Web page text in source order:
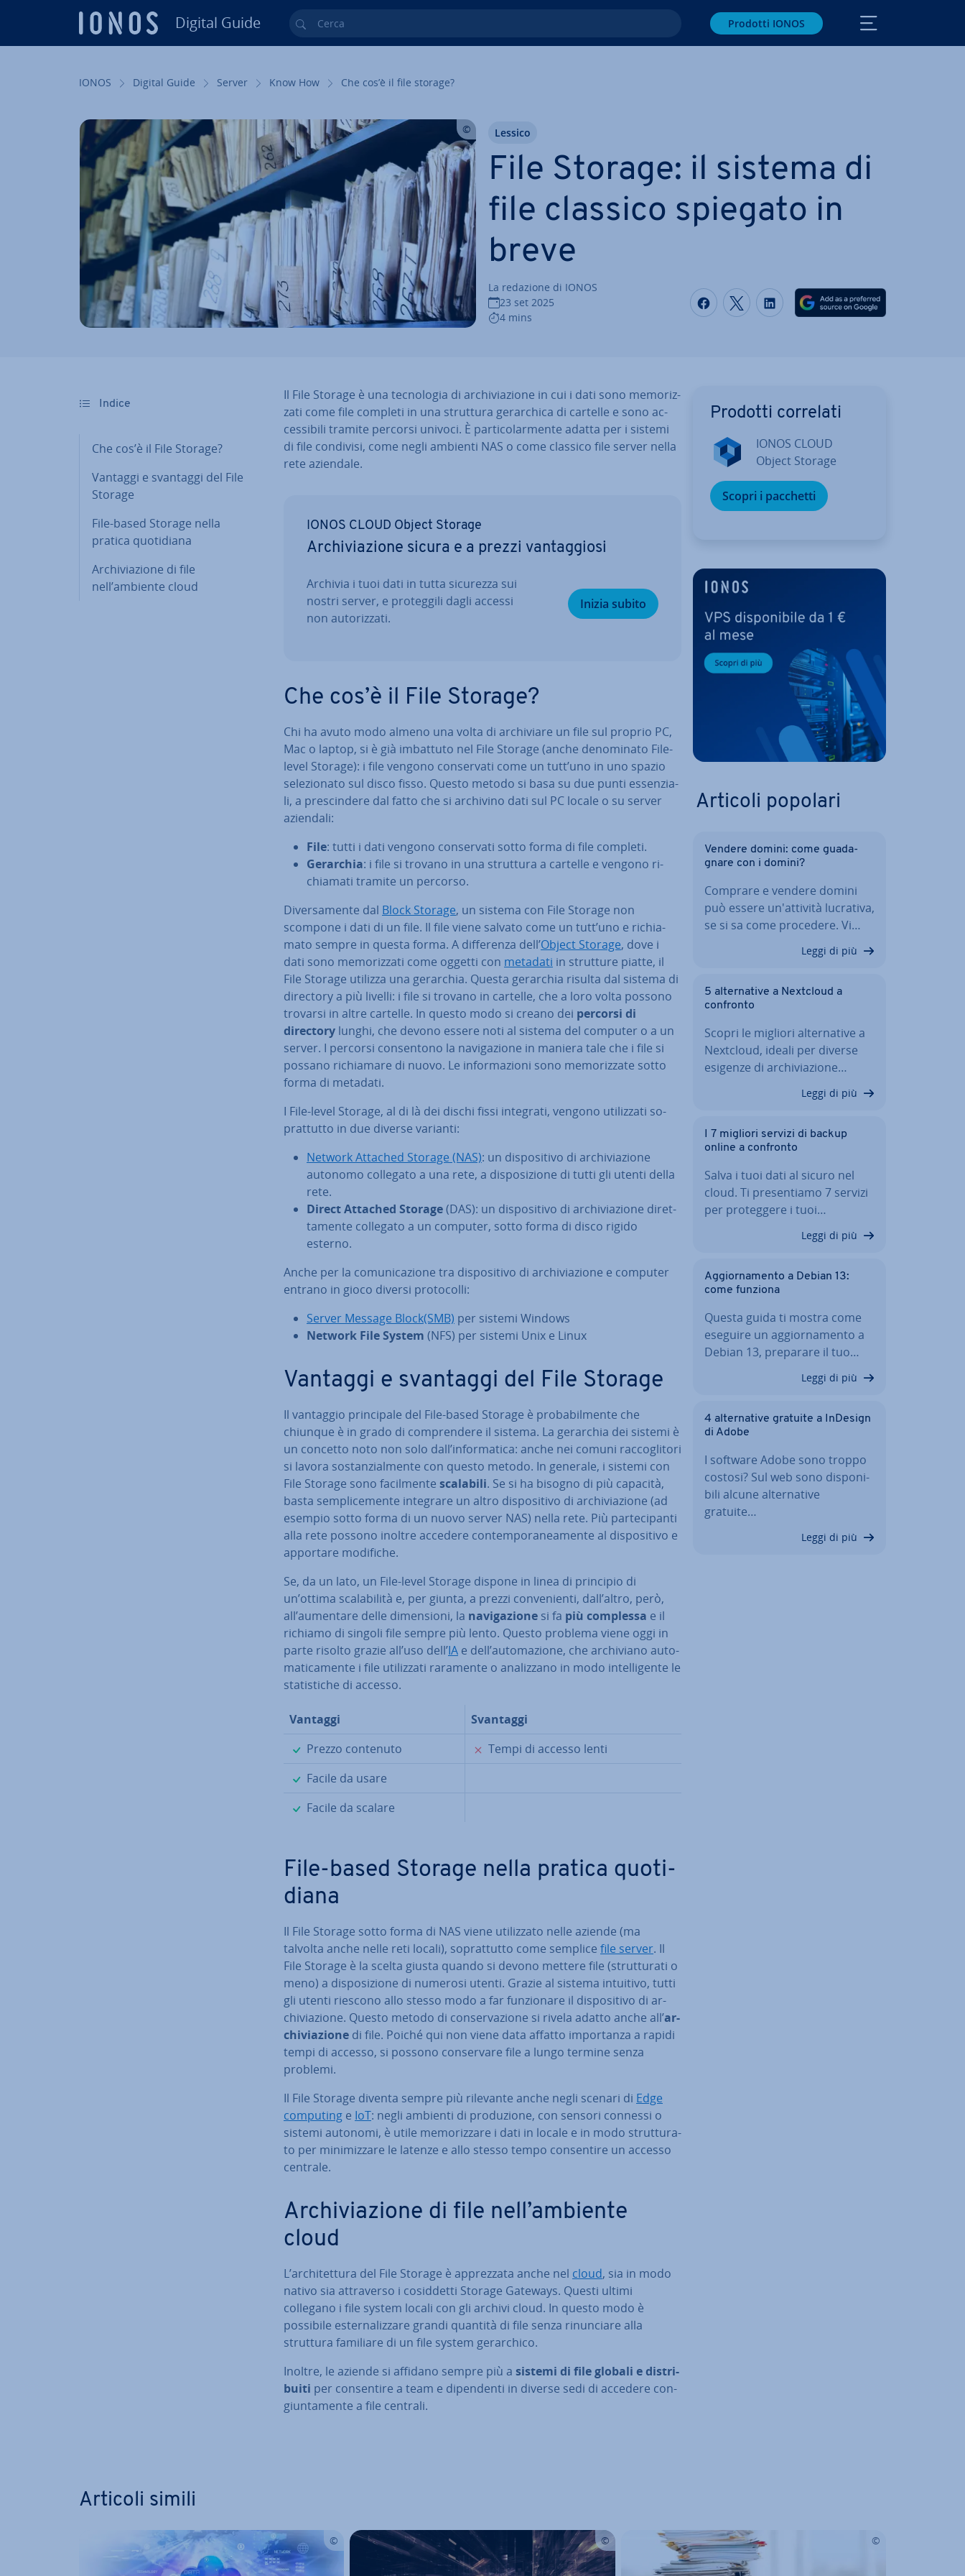
Digital Guide Cerca Prodotti IONOS
IONOS Digital Guide Server Know How Che cos’è il file storage?
File Storage: il sistema di
file classico spiegato in
breve
La redazione di IONOS
23 set 2025
4 mins
Condividi via Facebook
Condividi via Twitter
Condividi via LinkedIN
Lessico
Indice
Che cos’è il File Storage?
Vantaggi e svantaggi del File
Storage
File-based Storage nella
pratica quo­ti­dia­na
Ar­chi­via­zio­ne di file
nell’ambiente cloud
Il File Storage è una tec­no­lo­gia di ar­chi­via­zio­ne in cui i dati sono me­mo­riz­
za­ti come file completi in una struttura ge­rar­chi­ca di cartelle e sono ac­
ces­si­bi­li tramite percorsi univoci. È par­ti­co­lar­men­te adatta per i sistemi
di file condivisi, come negli ambienti NAS o come classico file server nella
rete aziendale.
IONOS CLOUD Object Storage
Ar­chi­via­zio­ne sicura e a prezzi van­tag­gio­si
Archivia i tuoi dati in tutta sicurezza sui
nostri server, e pro­teg­gi­li dagli accessi
non au­to­riz­za­ti.
Inizia subito
Che cos’è il File Storage?
Chi ha avuto modo almeno una volta di ar­chi­via­re un file sul proprio PC,
Mac o laptop, si è già imbattuto nel File Storage (anche de­no­mi­na­to File-
level Storage): i file vengono con­ser­va­ti come un tutt’uno in uno spazio
se­le­zio­na­to sul disco fisso. Questo metodo si basa su due punti es­sen­zia­
li, a pre­scin­de­re dal fatto che si archivino dati sul PC locale o su server
aziendali:
File: tutti i dati vengono con­ser­va­ti sotto forma di file completi.
Gerarchia: i file si trovano in una struttura a cartelle e vengono ri­
chia­ma­ti tramite un percorso.
Di­ver­sa­men­te dal Block Storage, un sistema con File Storage non
scompone i dati di un file. Il file viene salvato come un tutt’uno e ri­chia­
ma­to sempre in questa forma. A dif­fe­ren­za dell’Object Storage, dove i
dati sono me­mo­riz­za­ti come oggetti con metadati in strutture piatte, il
File Storage utilizza una gerarchia. Questa gerarchia risulta dal sistema di
directory a più livelli: i file si trovano in cartelle, che a loro volta possono
trovarsi in altre cartelle. In questo modo si creano dei percorsi di
directory lunghi, che devono essere noti al sistema del computer o a un
server. I percorsi con­sen­to­no la na­vi­ga­zio­ne in maniera tale che i file si
possano ri­chia­ma­re di nuovo. Le in­for­ma­zio­ni sono me­mo­riz­za­te sotto
forma di metadati.
I File-level Storage, al di là dei dischi fissi integrati, vengono uti­liz­za­ti so­
prat­tut­to in due diverse varianti:
Network Attached Storage (NAS): un di­spo­si­ti­vo di ar­chi­via­zio­ne
autonomo collegato a una rete, a di­spo­si­zio­ne di tutti gli utenti della
rete.
Direct Attached Storage(DAS): un di­spo­si­ti­vo di ar­chi­via­zio­ne di­ret­
ta­men­te collegato a un computer, sotto forma di disco rigido
esterno.
Anche per la co­mu­ni­ca­zio­ne tra di­spo­si­ti­vo di ar­chi­via­zio­ne e computer
entrano in gioco diversi pro­to­col­li:
Server Message Block(SMB) per sistemi Windows
Network File System (NFS) per sistemi Unix e Linux
Vantaggi e svantaggi del File Storage
Il vantaggio prin­ci­pa­le del File-based Storage è pro­ba­bil­men­te che
chiunque è in grado di com­pren­de­re il sistema. La gerarchia dei sistemi è
un concetto noto non solo dall’in­for­ma­ti­ca: anche nei comuni rac­co­gli­to­ri
si lavora so­stan­zial­men­te con questo metodo. In generale, i sistemi con
File Storage sono fa­cil­men­te scalabili. Se si ha bisogno di più capacità,
basta sem­pli­ce­men­te integrare un altro di­spo­si­ti­vo di ar­chi­via­zio­ne (ad
esempio sotto forma di un nuovo server NAS) nella rete. Più par­te­ci­pan­ti
alla rete possono inoltre accedere con­tem­po­ra­nea­men­te al di­spo­si­ti­vo e
apportare modifiche.
Se, da un lato, un File-level Storage dispone in linea di principio di
un’ottima sca­la­bi­li­tà e, per giunta, a prezzi con­ve­nien­ti, dall’altro, però,
all’aumentare delle di­men­sio­ni, la na­vi­ga­zio­ne si fa più complessa e il
richiamo di singoli file sempre più lento. Questo problema viene oggi in
parte risolto grazie all’uso dell’IA e dell’au­to­ma­zio­ne, che ar­chi­via­no au­to­
ma­ti­ca­men­te i file uti­liz­za­ti raramente o ana­liz­za­no in modo in­tel­li­gen­te le
sta­ti­sti­che di accesso.
Vantaggi
Svantaggi
✓
Prezzo contenuto ✗
Tempi di accesso lenti
✓
Facile da usare
✓
Facile da scalare
File-based Storage nella pratica quo­ti­
dia­na
Il File Storage sotto forma di NAS viene uti­liz­za­to nelle aziende (ma
talvolta anche nelle reti locali), so­prat­tut­to come semplice file server. Il
File Storage è la scelta giusta quando si devono mettere file (strut­tu­ra­ti o
meno) a di­spo­si­zio­ne di numerosi utenti. Grazie al sistema intuitivo, tutti
gli utenti riescono allo stesso modo a far fun­zio­na­re il di­spo­si­ti­vo di ar­
chi­via­zio­ne. Questo metodo di con­ser­va­zio­ne si rivela adatto anche all’ar­
chi­via­zio­ne di file. Poiché qui non viene data affatto im­por­tan­za a rapidi
tempi di accesso, si possono con­ser­va­re file a lungo termine senza
problemi.
Il File Storage diventa sempre più rilevante anche negli scenari di Edge
computing e IoT: negli ambienti di pro­du­zio­ne, con sensori connessi o
sistemi autonomi, è utile me­mo­riz­za­re i dati in locale e in modo strut­tu­ra­
to per mi­ni­miz­za­re le latenze e allo stesso tempo con­sen­ti­re un accesso
centrale.
Ar­chi­via­zio­ne di file nell’ambiente
cloud
L’ar­chi­tet­tu­ra del File Storage è ap­prez­za­ta anche nel cloud, sia in modo
nativo sia at­tra­ver­so i co­sid­det­ti Storage Gateways. Questi ultimi
collegano i file system locali con gli archivi cloud. In questo modo è
possibile ester­na­liz­za­re grandi quantità di file senza ri­nun­cia­re alla
struttura familiare di un file system ge­rar­chi­co.
Inoltre, le aziende si affidano sempre più a sistemi di file globali e di­stri­
bui­ti per con­sen­ti­re a team e di­pen­den­ti in diverse sedi di accedere con­
giun­ta­men­te a file centrali.
Prodotti correlati
IONOS CLOUD
Object Storage
Scopri i pacchetti
Articoli popolari
Vendere domini: come gua­da­
gna­re con i domini?
Comprare e vendere domini
può essere un'at­ti­vi­tà lucrativa,
se si sa come procedere. Vi…
Leggi di più
5 al­ter­na­ti­ve a Nextcloud a
confronto
Scopri le migliori al­ter­na­ti­ve a
Nextcloud, ideali per diverse
esigenze di ar­chi­via­zio­ne…
Leggi di più
I 7 migliori servizi di backup
online a confronto
Salva i tuoi dati al sicuro nel
cloud. Ti pre­sen­tia­mo 7 servizi
per pro­teg­ge­re i tuoi…
Leggi di più
Ag­gior­na­men­to a Debian 13:
come funziona
Questa guida ti mostra come
eseguire un ag­gior­na­men­to a
Debian 13, preparare il tuo…
Leggi di più
4 al­ter­na­ti­ve gratuite a InDesign
di Adobe
I software Adobe sono troppo
costosi? Sul web sono di­spo­ni­
bi­li alcune al­ter­na­ti­ve
gratuite…
Leggi di più
Articoli simili